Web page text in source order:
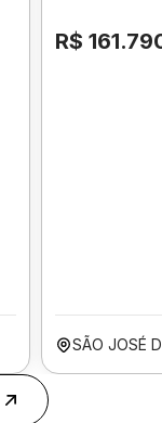
R$
SÃO JOSÉ